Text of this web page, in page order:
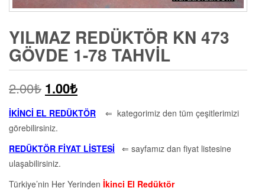
YILMAZ REDÜKTÖR KN 473
GÖVDE 1-78 TAHVIL
2.00₺ 1.00₺
İKİNCİ EL REDÜKTÖR ⇐ kategorimiz den tüm çeşitlerimizi
görebilirsiniz.
REDÜKTÖR FİYAT LİSTESİ ⇐ sayfamız dan fiyat listesine
ulaşabilirsiniz.
Türkiye’nin Her Yerinden İkinci El Redüktör